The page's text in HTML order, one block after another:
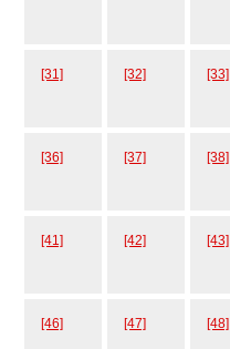
[31] [32] [33]
[36] [37] [38]
[41] [42] [43]
[46] [47] [48]